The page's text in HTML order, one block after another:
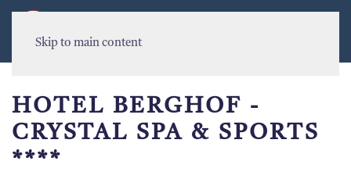
Skip to main content
HOTEL BERGHOF -
CRYSTAL SPA & SPORTS
****